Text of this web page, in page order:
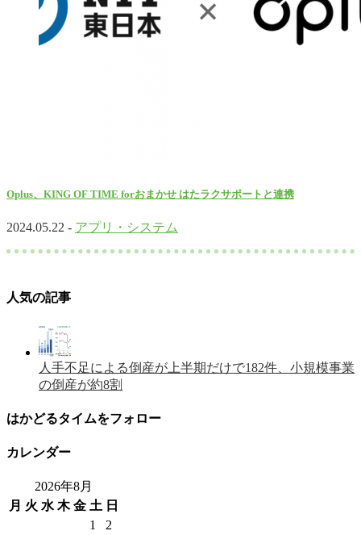
Oplus、KING OF TIME forおまかせ はたラクサポートと連携
2024.05.22 - アプリ・システム
人気の記事
人手不足による倒産が上半期だけで182件、小規模事業
の倒産が約8割
はかどるタイムをフォロー
カレンダー
2026年8月
月 火 水 木 金 土 日
1
2